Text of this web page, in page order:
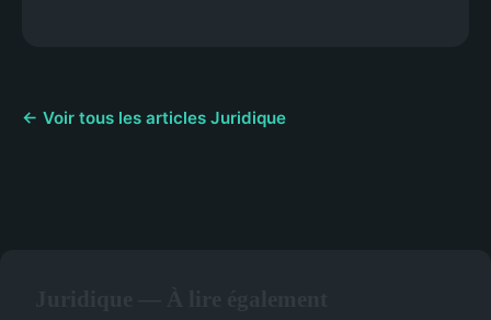
← Voir tous les articles Juridique